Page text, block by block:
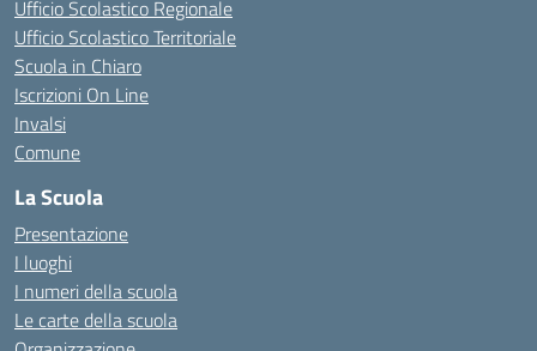
Ufficio Scolastico Regionale
Ufficio Scolastico Territoriale
Scuola in Chiaro
Iscrizioni On Line
Invalsi
Comune
La Scuola
Presentazione
I luoghi
I numeri della scuola
Le carte della scuola